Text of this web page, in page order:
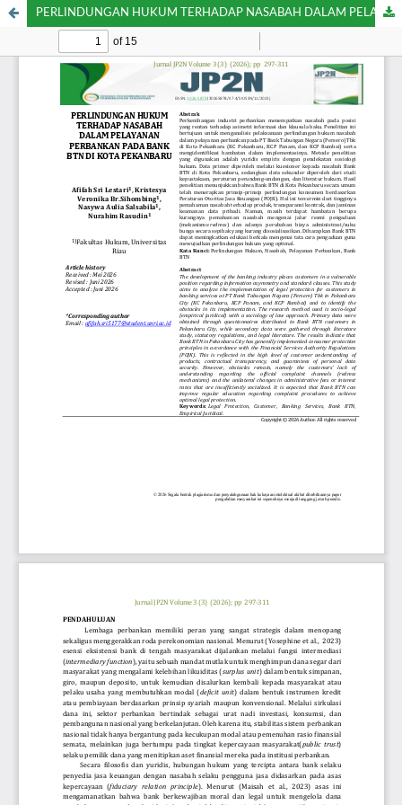
PERLINDUNGAN HUKUM TERHADAP NASABAH DALAM PELAYANAN PERBANKAN PADA BANK. BTN DI KOTA PEKANBARU